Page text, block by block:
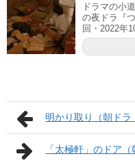
ドラマの小
の夜ドラ『
回・2022年
明かり取り（朝ドラ
「太極軒」のドア